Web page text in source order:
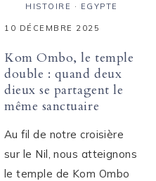
HISTOIRE · EGYPTE
10 DÉCEMBRE 2025
Kom Ombo, le temple
double : quand deux
dieux se partagent le
même sanctuaire
Au fil de notre croisière
sur le Nil, nous atteignons
le temple de Kom Ombo